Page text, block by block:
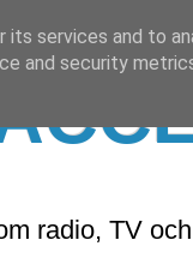
radio, TV
services and to
and security